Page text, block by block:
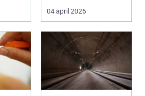
vintermorgon elle...
04 april 2026